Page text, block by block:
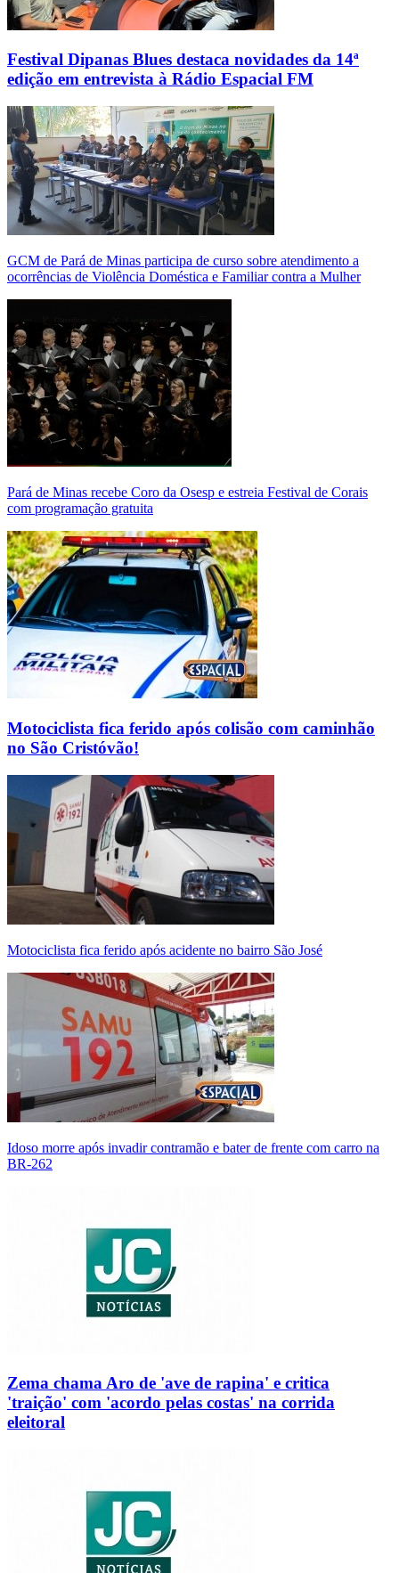
Festival Dipanas Blues destaca novidades da 14ª
edição em entrevista à Rádio Espacial FM
GCM de Pará de Minas participa de curso sobre atendimento a
ocorrências de Violência Doméstica e Familiar contra a Mulher
Pará de Minas recebe Coro da Osesp e estreia Festival de Corais
com programação gratuita
Motociclista fica ferido após colisão com caminhão
no São Cristóvão!
Motociclista fica ferido após acidente no bairro São José
Idoso morre após invadir contramão e bater de frente com carro na
BR-262
Zema chama Aro de 'ave de rapina' e critica
'traição' com 'acordo pelas costas' na corrida
eleitoral